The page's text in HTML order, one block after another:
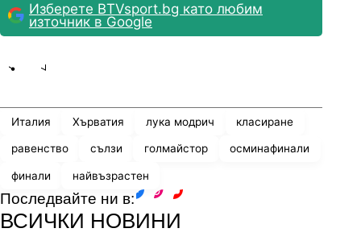
Под ръководството на Славен Билич Модрич
става основен футболист в тима и през 2008 г.
Изберете BTVsport.bg като любим
източник в Google
Италия Хърватия лука модрич класиране
равенство сълзи голмайстор осминафинали
финали найвъзрастен
Последвайте ни в:
ВСИЧКИ НОВИНИ